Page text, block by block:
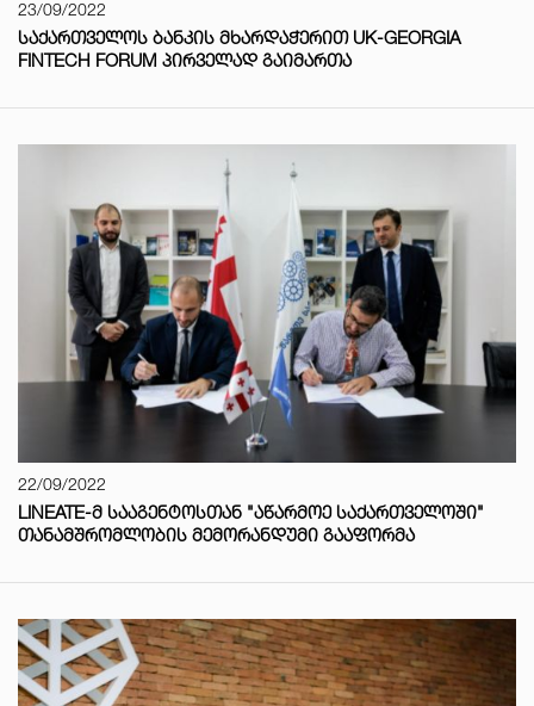
23/09/2022
ᲡᲐᲥᲐᲠᲗᲕᲔᲚᲝᲡ ᲑᲐᲜᲙᲘᲡ ᲛᲮᲐᲠᲓᲐᲭᲔᲠᲘᲗ UK-GEORGIA
FINTECH FORUM ᲞᲘᲠᲕᲔᲚᲐᲓ ᲒᲐᲘᲛᲐᲠᲗᲐ
22/09/2022
LINEATE-Მ ᲡᲐᲐᲒᲔᲜᲢᲝᲡᲗᲐᲜ "ᲐᲬᲐᲠᲛᲝᲔ ᲡᲐᲥᲐᲠᲗᲕᲔᲚᲝᲨᲘ"
ᲗᲐᲜᲐᲛᲨᲠᲝᲛᲚᲝᲑᲘᲡ ᲛᲔᲛᲝᲠᲐᲜᲓᲣᲛᲘ ᲒᲐᲐᲤᲝᲠᲛᲐ